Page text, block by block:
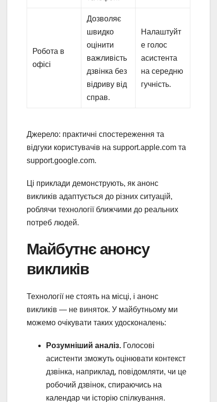
Робота в
офісі
Дозволяє
швидко
оцінити
важливість
дзвінка без
відриву від
справ.
Налаштуйт
е голос
асистента
на середню
гучність.
Джерело: практичні спостереження та
відгуки користувачів на support.apple.com та
support.google.com.
Ці приклади демонструють, як анонс
викликів адаптується до різних ситуацій,
роблячи технології ближчими до реальних
потреб людей.
Майбутнє анонсу
викликів
Технології не стоять на місці, і анонс
викликів — не виняток. У майбутньому ми
можемо очікувати таких удосконалень:
Розумніший аналіз. Голосові
асистенти зможуть оцінювати контекст
дзвінка, наприклад, повідомляти, чи це
робочий дзвінок, спираючись на
календар чи історію спілкування.